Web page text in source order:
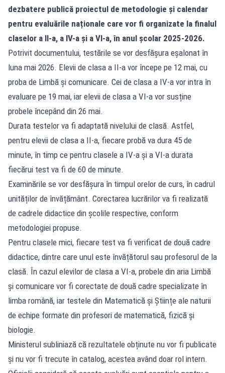
dezbatere publică proiectul de metodologie și calendar
pentru evaluările naționale care vor fi organizate la finalul
claselor a II-a, a IV-a și a VI-a, în anul școlar 2025-2026.
Potrivit documentului, testările se vor desfășura eșalonat în
luna mai 2026. Elevii de clasa a II-a vor începe pe 12 mai, cu
proba de Limbă și comunicare. Cei de clasa a IV-a vor intra în
evaluare pe 19 mai, iar elevii de clasa a VI-a vor susține
probele începând din 26 mai.
Durata testelor va fi adaptată nivelului de clasă. Astfel,
pentru elevii de clasa a II-a, fiecare probă va dura 45 de
minute, în timp ce pentru clasele a IV-a și a VI-a durata
fiecărui test va fi de 60 de minute.
Examinările se vor desfășura în timpul orelor de curs, în cadrul
unităților de învățământ. Corectarea lucrărilor va fi realizată
de cadrele didactice din școlile respective, conform
metodologiei propuse.
Pentru clasele mici, fiecare test va fi verificat de două cadre
didactice, dintre care unul este învățătorul sau profesorul de la
clasă. În cazul elevilor de clasa a VI-a, probele din aria Limbă
și comunicare vor fi corectate de două cadre specializate în
limba română, iar testele din Matematică și Științe ale naturii
de echipe formate din profesori de matematică, fizică și
biologie.
Ministerul subliniază că rezultatele obținute nu vor fi publicate
și nu vor fi trecute în catalog, acestea având doar rol intern.